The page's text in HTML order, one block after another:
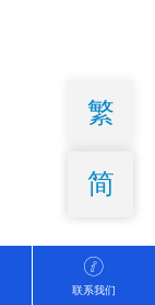
联系我们
繁
简